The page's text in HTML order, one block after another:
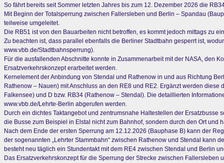
So fährt bereits seit Sommer letzten Jahres bis zum 12. Dezember 2026 die
Mit Beginn der Totalsperrung zwischen Fallersleben und Berlin – Spandau
teilweise umgeleitet.
Die RB51 ist von den Bauarbeiten nicht betroffen, es kommt jedoch mittags zu
Zu beachten ist, dass parallel ebenfalls die Berliner Stadtbahn gesperrt ist,
www.vbb.de/Stadtbahnsperrung).
Für die ausfallenden Abschnitte konnte in Zusammenarbeit mit der NASA, den
Ersatzverkehrskonzept erarbeitet werden.
Kernelement der Anbindung von Stendal und Rathenow in und aus Richtung
Rathenow – Nauen) mit Anschluss an den RE8 und RE2. Ergänzt werden
Falkensee) und D bzw. RB34 (Rathenow – Stendal). Die detaillierten
www.vbb.de/Lehrte-Berlin abgerufen werden.
Durch ein dichtes Taktangebot und zentrumsnahe Haltestellen der
die Busse zum Beispiel in Elstal nicht zum Bahnhof, sondern durch den Ort und
Nach dem Ende der ersten Sperrung am 12.12.2026 (Bauphase B) kann der
der sogenannten „Lehrter Stammbahn“ zwischen Rathenow und Stendal kann
besteht neu täglich ein Stundentakt mit dem RE4 zwischen Stendal und Berlin
Das Ersatzverkehrskonzept für die Sperrung der Strecke zwischen